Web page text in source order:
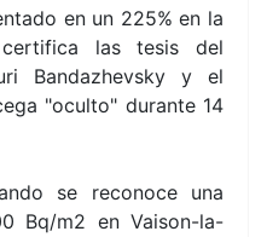
en un 225% en la
las tesis del
Bandazhevsky y el
"oculto" durante 14
se reconoce una
Bq/m2 en Vaison-la-